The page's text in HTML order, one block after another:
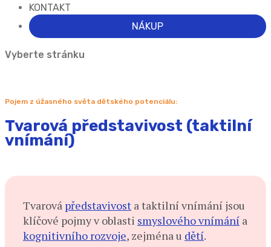
KONTAKT
NÁKUP
Vyberte stránku
Pojem z úžasného světa dětského potenciálu:
Tvarová představivost (taktilní
vnímání)
Tvarová představivost a taktilní vnímání jsou
klíčové pojmy v oblasti smyslového vnímání a
kognitivního rozvoje, zejména u dětí.​